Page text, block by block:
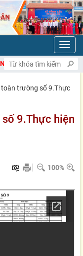
TIN ĐIỆN TỬ TRƯỜNG
toàn trường số 9.Thực
9.Thực hiện
100%